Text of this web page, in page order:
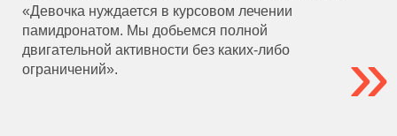
«Девочка нуждается в курсовом лечении
памидронатом. Мы добьемся полной
двигательной активности без каких-либо
ограничений».